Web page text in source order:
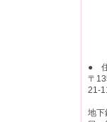
●
〒
21-
地